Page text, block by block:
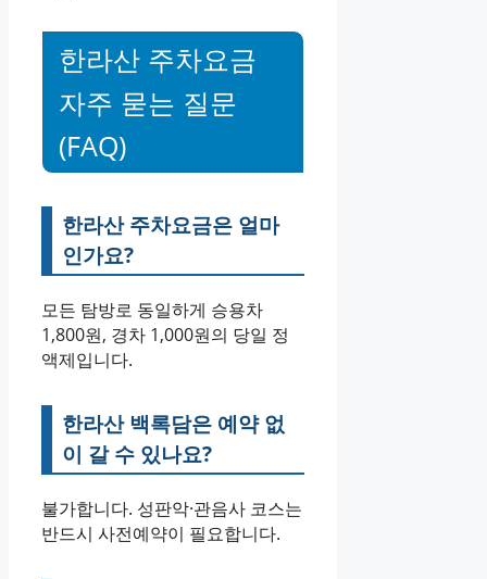
한라산 주차요금
자주 묻는 질문
(FAQ)
한라산 주차요금은 얼마
인가요?
모든 탐방로 동일하게 승용차
1,800원, 경차 1,000원의 당일 정
액제입니다.
한라산 백록담은 예약 없
이 갈 수 있나요?
불가합니다. 성판악·관음사 코스는
반드시 사전예약이 필요합니다.